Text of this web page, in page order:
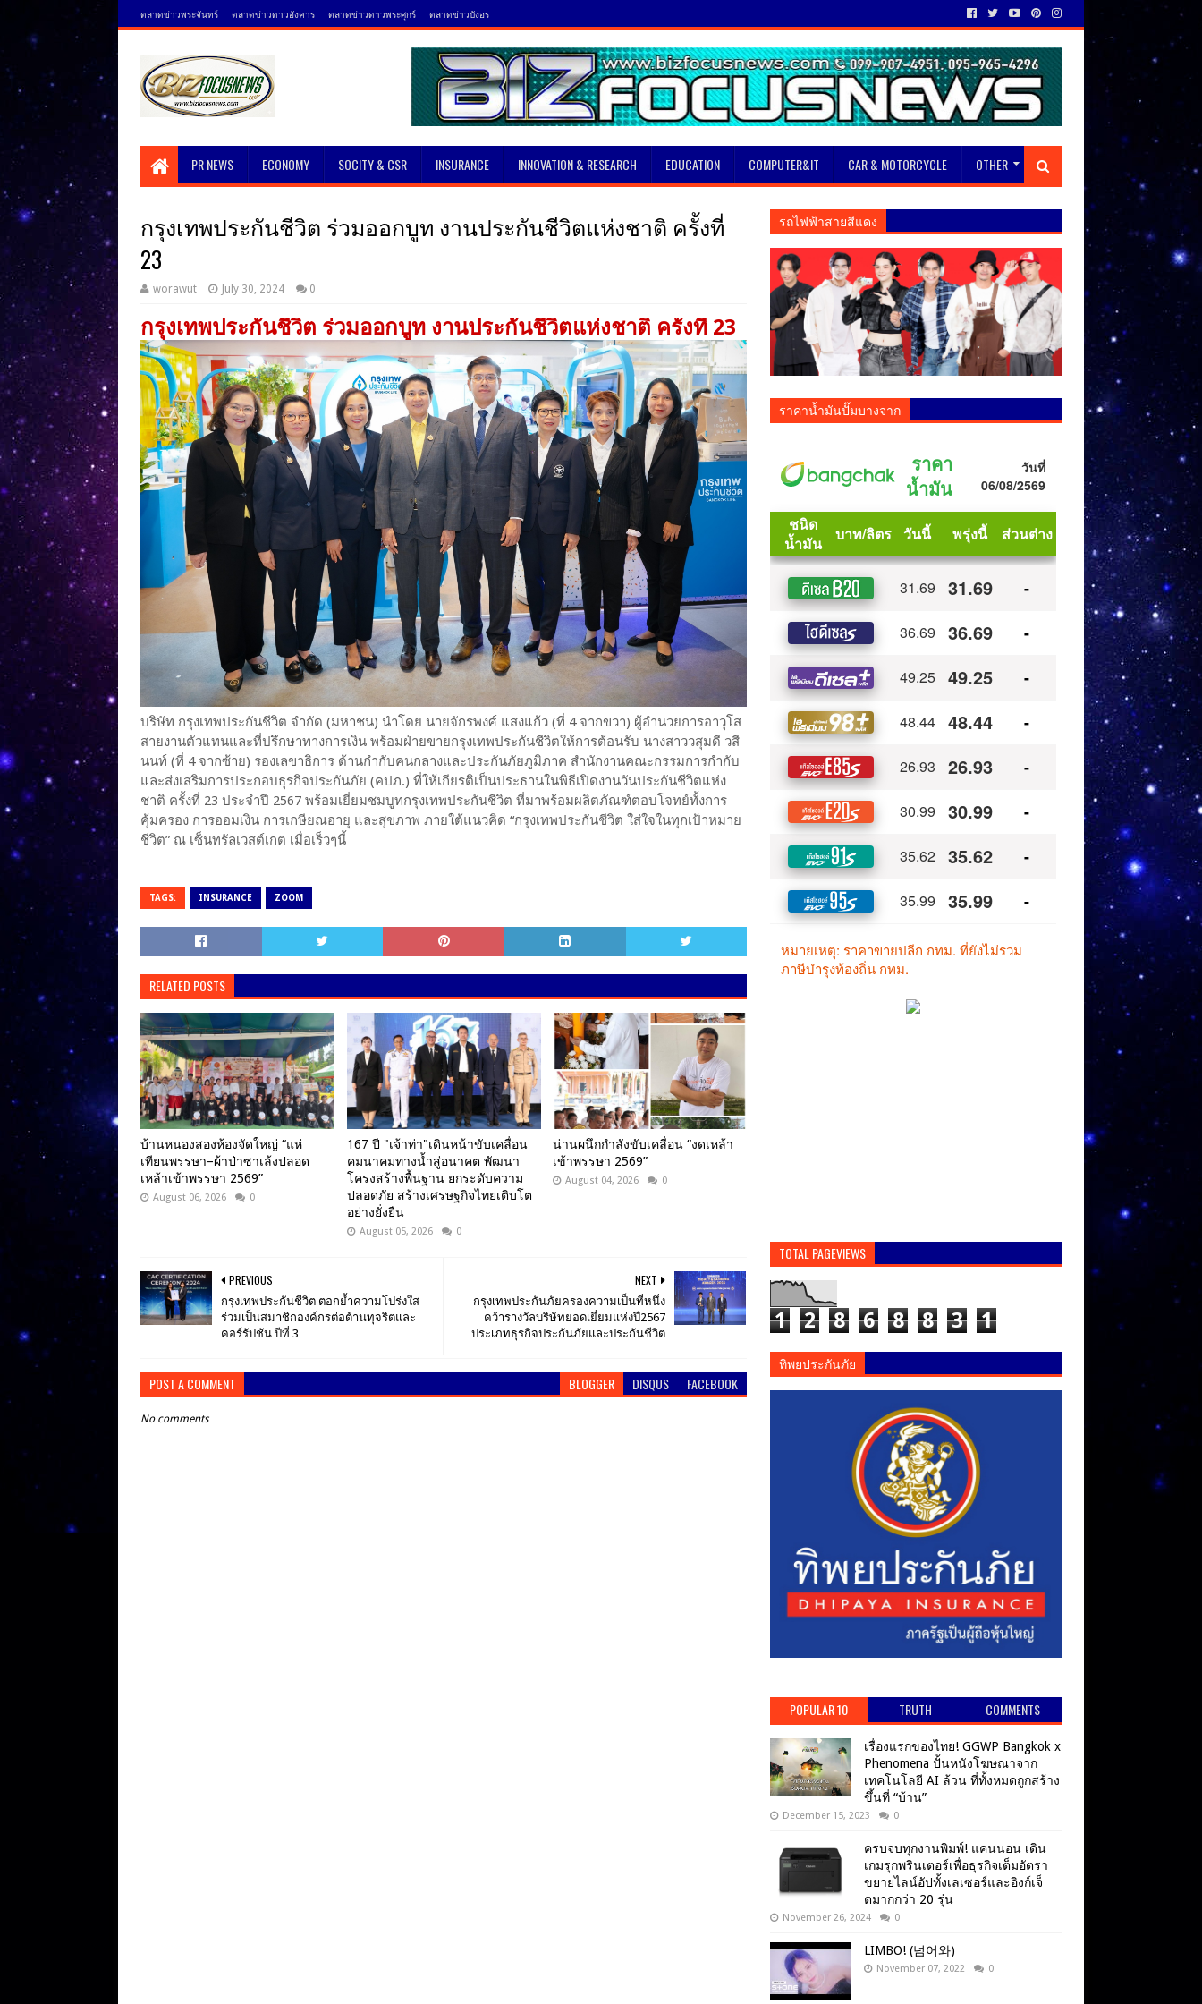
ตลาดข่าวพระจันทร์ ตลาดข่าวดาวอังคาร ตลาดข่าวดาวพระศุกร์ ตลาดข่าวบังอร
PR NEWS ECONOMY SOCITY & CSR INSURANCE INNOVATION & RESEARCH EDUCATION COMPUTER&IT CAR & MOTORCYCLE OTHER
กรุงเทพประกันชีวิต ร่วมออกบูท งานประกันชีวิตแห่งชาติ ครั้งที่
23
worawut July 30, 2024 0
กรุงเทพประกันชีวิต ร่วมออกบูท งานประกันชีวิตแห่งชาติ ครั้งที่ 23
บริษัท กรุงเทพประกันชีวิต จำกัด (มหาชน) นำโดย นายจักรพงศ์ แสงแก้ว (ที่ 4 จากขวา) ผู้อำนวยการอาวุโส
สายงานตัวแทนและที่ปรึกษาทางการเงิน พร้อมฝ่ายขายกรุงเทพประกันชีวิตให้การต้อนรับ นางสาววสุมดี วสี
นนท์ (ที่ 4 จากซ้าย) รองเลขาธิการ ด้านกำกับคนกลางและประกันภัยภูมิภาค สำนักงานคณะกรรมการกำกับ
และส่งเสริมการประกอบธุรกิจประกันภัย (คปภ.) ที่ให้เกียรติเป็นประธานในพิธีเปิดงานวันประกันชีวิตแห่ง
ชาติ ครั้งที่ 23 ประจำปี 2567 พร้อมเยี่ยมชมบูทกรุงเทพประกันชีวิต ที่มาพร้อมผลิตภัณฑ์ตอบโจทย์ทั้งการ
คุ้มครอง การออมเงิน การเกษียณอายุ และสุขภาพ ภายใต้แนวคิด “กรุงเทพประกันชีวิต ใส่ใจในทุกเป้าหมาย
ชีวิต” ณ เซ็นทรัลเวสต์เกต เมื่อเร็วๆนี้
TAGS: INSURANCE ZOOM
RELATED POSTS
บ้านหนองสองห้องจัดใหญ่ “แห่
เทียนพรรษา–ผ้าป่าซาเล้งปลอด
เหล้าเข้าพรรษา 2569”
August 06, 2026 0
167 ปี "เจ้าท่า"เดินหน้าขับเคลื่อน
คมนาคมทางน้ำสู่อนาคต พัฒนา
โครงสร้างพื้นฐาน ยกระดับความ
ปลอดภัย สร้างเศรษฐกิจไทยเติบโต
อย่างยั่งยืน
August 05, 2026 0
น่านผนึกกำลังขับเคลื่อน “งดเหล้า
เข้าพรรษา 2569”
August 04, 2026 0
NEXT
กรุงเทพประกันภัยครองความเป็นที่หนึ่ง
คว้ารางวัลบริษัทยอดเยี่ยมแห่งปี2567
ประเภทธุรกิจประกันภัยและประกันชีวิต
PREVIOUS
กรุงเทพประกันชีวิต ตอกย้ำความโปร่งใส
ร่วมเป็นสมาชิกองค์กรต่อต้านทุจริตและ
คอร์รัปชัน ปีที่ 3
POST A COMMENT BLOGGER DISQUS FACEBOOK
No comments
รถไฟฟ้าสายสีแดง
ราคาน้ำมันปั๊มบางจาก
TOTAL PAGEVIEWS
1 2 8 6 8 8 3 1
ทิพยประกันภัย
POPULAR 10 TRUTH COMMENTS
เรื่องแรกของไทย! GGWP Bangkok x
Phenomena ปั้นหนังโฆษณาจาก
เทคโนโลยี AI ล้วน ที่ทั้งหมดถูกสร้าง
ขึ้นที่ “บ้าน”
December 15, 2023 0
ครบจบทุกงานพิมพ์! แคนนอน เดิน
เกมรุกพรินเตอร์เพื่อธุรกิจเต็มอัตรา
ขยายไลน์อัปทั้งเลเซอร์และอิงก์เจ็
ตมากกว่า 20 รุ่น
November 26, 2024 0
LIMBO! (넘어와)
November 07, 2022 0